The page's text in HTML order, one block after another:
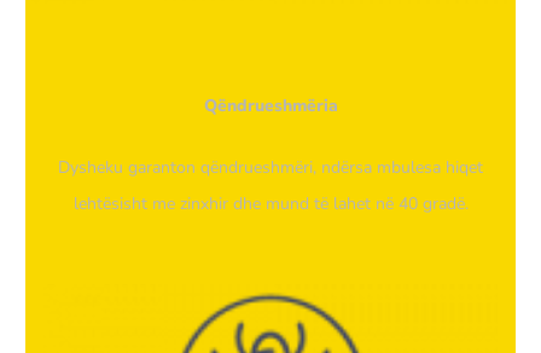
Qëndrueshmëria
Dysheku garanton qëndrueshmëri, ndërsa mbulesa hiqet
lehtësisht me zinxhir dhe mund të lahet në 40 gradë.